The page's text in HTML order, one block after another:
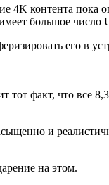
4K контента пока
большое
его в
тот факт, что все
и
на этом.